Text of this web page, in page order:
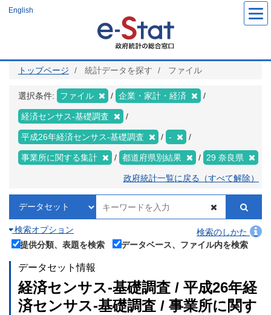
ツ
English
トップページ 統計データを探す ファイル
選択条件: ファイル 企業・家計・経済
経済センサス‐基礎調査
平成26年経済センサス‐基礎調査 -
事業所に関する集計 都道府県別結果 29 奈良県
政府統計一覧に戻る（すべて解除）
検索オプション
検索のしかた
提供分類、表題を検索
データベース、ファイル内を検索
データセット情報
経済センサス‐基礎調査 / 平成26年経
済センサス‐基礎調査 / 事業所に関す